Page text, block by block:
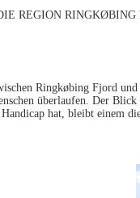
REGION RINGKØBING
Ringkøbing Fjord
überlaufen. Der
hat, bleibt einem